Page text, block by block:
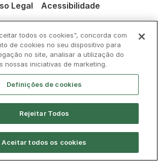
Legal Acessibilidade
direitos reservados
todos os cookies", concorda com
de cookies no seu dispositivo para
no site, analisar a utilização do
nossas iniciativas de marketing.
Definições de cookies
Rejeitar Todos
Aceitar todos os cookies